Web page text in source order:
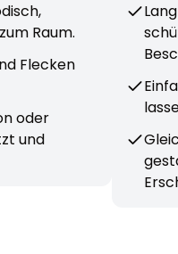
Raum.
Flecken
oder
und